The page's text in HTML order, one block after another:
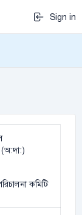
Sign in
(অ:দা:)
কমিটি